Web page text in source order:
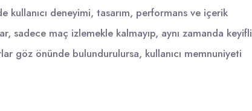
kullanıcı deneyimi, tasarım, performans ve içerik
sadece maç izlemekle kalmayıp, aynı zamanda keyifli
göz önünde bulundurulursa, kullanıcı memnuniyeti